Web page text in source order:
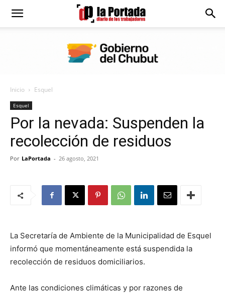
Diario
Portada
Inicio Esquel
Esquel
Por la nevada: Suspenden la
recolección de residuos
Por LaPortada - 26 agosto, 2021
La Secretaría de Ambiente de la Municipalidad de Esquel
informó que momentáneamente está suspendida la
recolección de residuos domiciliarios.
Ante las condiciones climáticas y por razones de